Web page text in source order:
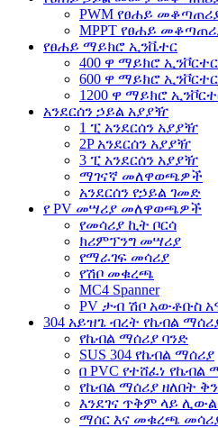
PWM የፀሐይ
MPPT የፀሐይ
የፀሐይ ማይክሮ ኢንቬተር
400 ዋ ማይክሮ ኢንቮርተር
600 ዋ ማይክሮ ኢንቮርተር
1200 ዋ ማይክሮ
አንደርሰን ኃይል አያያዥ
1 ፒ አንደርሰን አያያዥ
2P አንደርሰን አያያዥ
3 ፒ አንደርሰን አያያዥ
ማገናኛ መለዋወጫዎች
አንደርሰን የኃይል ገመድ
የ PV መሣሪያ መለዋወጫዎች
የመሳሪያ ኪት ቦርሳ
ክሪምፕንግ መሣሪያ
የማራገፍ መሳሪያ
የሽቦ መቁረጫ
MC4 Spanner
PV ታብ ሽቦ አውቶቡስ
304 አይዝጌ ብረት የኬብል
የኬብል ማሰሪያ ባንድ
SUS 304 የኬብል ማሰሪያ
በ PVC የተሸፈነ የኬብል
የኬብል ማሰሪያ ዘለበት
እንደገና ጥቅም ላይ
ማሰር እና መቁረጫ